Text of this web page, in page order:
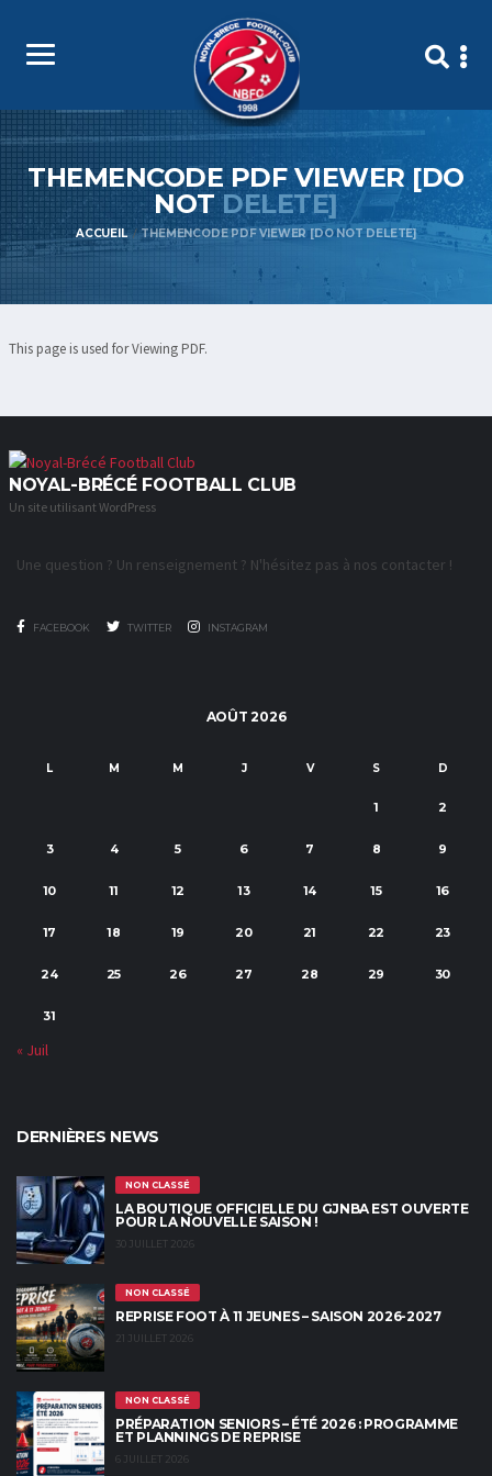
THEMENCODE PDF VIEWER [DO
NOTDELETE]
ACCUEIL THEMENCODE PDF VIEWER [DO NOT DELETE]
This page is used for Viewing PDF.
NOYAL-BRÉCÉ FOOTBALL CLUB
Un site utilisant WordPress
Une question ? Un renseignement ? N'hésitez pas à nos contacter !
FACEBOOK TWITTER INSTAGRAM
AOÛT 2026
L M M J V S D
1 2
3 4 5 6 7 8 9
10 11 12 13 14 15 16
17 18 19 20 21 22 23
24 25 26 27 28 29 30
31
« Juil
DERNIÈRES NEWS
NON CLASSÉ
LA BOUTIQUE OFFICIELLE DU GJNBA EST OUVERTE
POUR LA NOUVELLE SAISON !
30 JUILLET 2026
NON CLASSÉ
REPRISE FOOT À 11 JEUNES – SAISON 2026-2027
21 JUILLET 2026
NON CLASSÉ
PRÉPARATION SENIORS – ÉTÉ 2026 : PROGRAMME
ET PLANNINGS DE REPRISE
6 JUILLET 2026